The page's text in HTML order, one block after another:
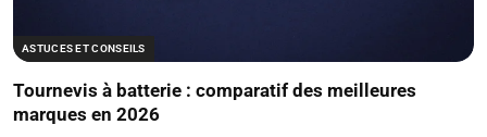
ASTUCES ET CONSEILS
Tournevis à batterie : comparatif des meilleures
marques en 2026